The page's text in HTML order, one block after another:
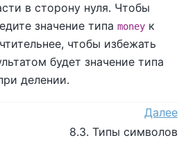
в сторону нуля. Чтобы
значение типа money к
чтобы избежать
будет значение типа
делении.
Далее
8.3. Типы символов